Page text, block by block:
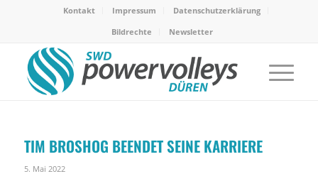
Kontakt Impressum
Datenschutzerklärung
Bildrechte
Newsletter
TIM BROSHOG BEENDET SEINE KARRIERE
5. Mai 2022